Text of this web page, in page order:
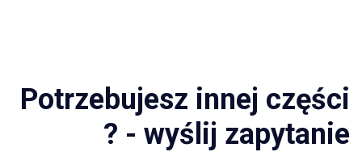
Potrzebujesz innej części
? - wyślij zapytanie